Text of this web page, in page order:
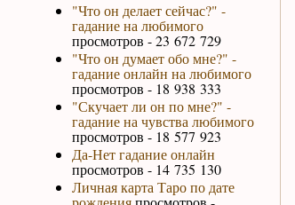
"Что он делает сейчас?" -
гадание на любимого
просмотров - 23 672 729
"Что он думает обо мне?" -
гадание онлайн на любимого
просмотров - 18 938 333
"Скучает ли он по мне?" -
гадание на чувства любимого
просмотров - 18 577 923
Да-Нет гадание онлайн
просмотров - 14 735 130
Личная карта Таро по дате